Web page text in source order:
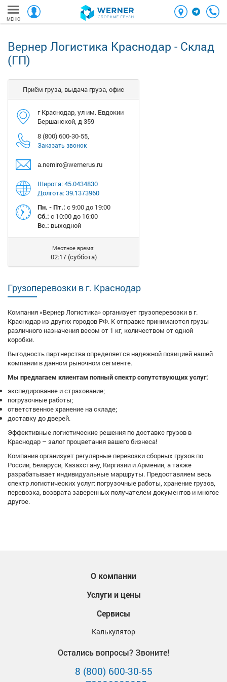
МЕНЮ
Вернер Логистика Краснодар - Склад
(ГП)
приём груза, выдача груза, офис
г Краснодар, ул им. Евдокии
Бершанской, д 359
8 (800) 600-30-55,
Заказать звонок
a.nemiro@wernerus.ru
Широта:45.0434830
Долгота:39.1373960
Пн. - Пт.: с 9:00 до 19:00
Сб.: с 10:00 до 16:00
Вс.: выходной
Местное время:
02:17 (суббота)
Грузоперевозки в г. Краснодар
Компания «Вернер Логистика» организует грузоперевозки в г.
Краснодар из других городов РФ. К отправке принимаются грузы
различного назначения весом от 1 кг, количеством от одной
коробки.
Выгодность партнерства определяется надежной позицией нашей
компании в данном рыночном сегменте.
Мы предлагаем клиентам полный спектр сопутствующих услуг:
экспедирование и страхование;
погрузочные работы;
ответственное хранение на складе;
доставку до дверей.
Эффективные логистические решения по доставке грузов в
Краснодар – залог процветания вашего бизнеса!
Компания организует регулярные перевозки сборных грузов по
России, Беларуси, Казахстану, Киргизии и Армении, а также
разрабатывает индивидуальные маршруты. Предоставляем весь
спектр логистических услуг: погрузочные работы, хранение грузов,
перевозка, возврата заверенных получателем документов и многое
другое.
О компании
Услуги и цены
Сервисы
Калькулятор
Остались вопросы? Звоните!
8 (800) 600-30-55